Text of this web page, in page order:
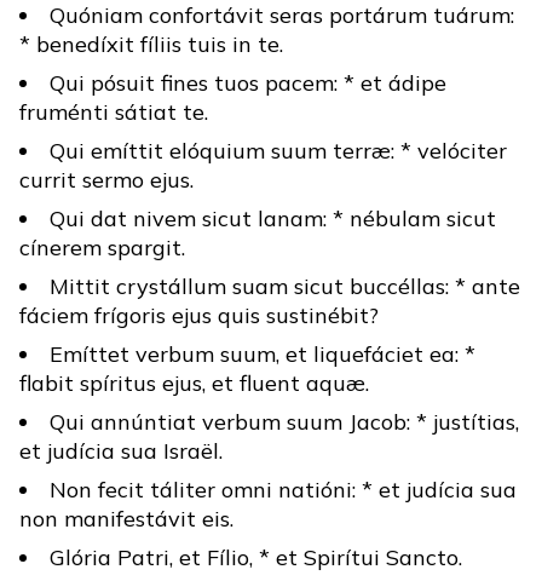
Quóniam confortávit seras portárum tuárum:
* benedíxit fíliis tuis in te.
Qui pósuit fines tuos pacem: * et ádipe
fruménti sátiat te.
Qui emíttit elóquium suum terræ: * velóciter
currit sermo ejus.
Qui dat nivem sicut lanam: * nébulam sicut
cínerem spargit.
Mittit crystállum suam sicut buccéllas: * ante
fáciem frígoris ejus quis sustinébit?
Emíttet verbum suum, et liquefáciet ea: *
flabit spíritus ejus, et fluent aquæ.
Qui annúntiat verbum suum Jacob: * justítias,
et judícia sua Israël.
Non fecit táliter omni natióni: * et judícia sua
non manifestávit eis.
Glória Patri, et Fílio, * et Spirítui Sancto.